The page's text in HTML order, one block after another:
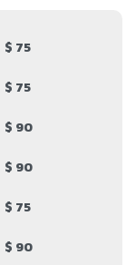
$ 75
$ 75
$ 90
$ 90
$ 75
$ 90